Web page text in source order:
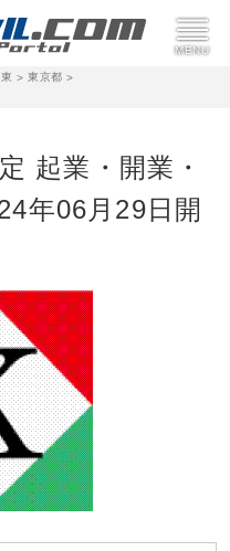
>東京都 >
起業・開業・
年06月29日開